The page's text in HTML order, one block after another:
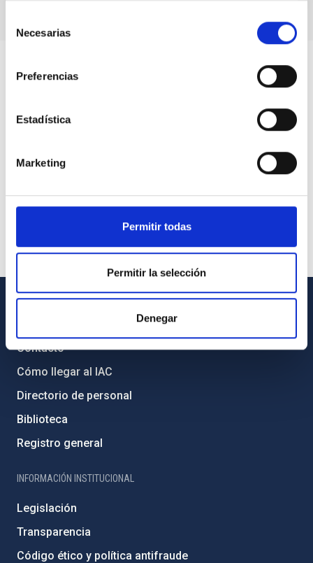
Necesarias
Preferencias
Estadística
Marketing
Permitir todas
Permitir la selección
Denegar
Contacto
Cómo llegar al IAC
Directorio de personal
Biblioteca
Registro general
INFORMACIÓN INSTITUCIONAL
Legislación
Transparencia
Código ético y política antifraude